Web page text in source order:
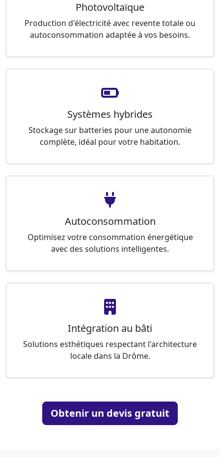
Photovoltaïque
Production d'électricité avec revente totale ou
autoconsommation adaptée à vos besoins.
Systèmes hybrides
Stockage sur batteries pour une autonomie
complète, idéal pour votre habitation.
Autoconsommation
Optimisez votre consommation énergétique
avec des solutions intelligentes.
Intégration au bâti
Solutions esthétiques respectant l'architecture
locale dans la Drôme.
Obtenir un devis gratuit